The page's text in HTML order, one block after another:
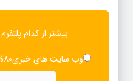
بیشتر از کدام
وب سایت های خبری80%